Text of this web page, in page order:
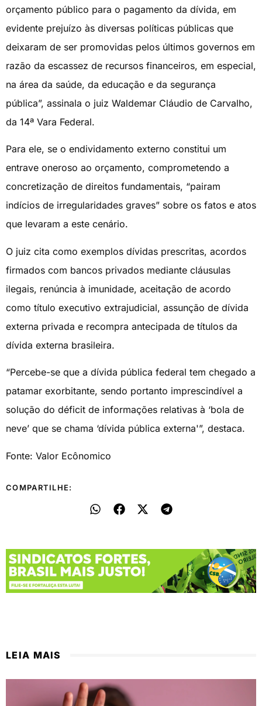
orçamento público para o pagamento da dívida, em
evidente prejuízo às diversas políticas públicas que
deixaram de ser promovidas pelos últimos governos em
razão da escassez de recursos financeiros, em especial,
na área da saúde, da educação e da segurança
pública”, assinala o juiz Waldemar Cláudio de Carvalho,
da 14ª Vara Federal.
Para ele, se o endividamento externo constitui um
entrave oneroso ao orçamento, comprometendo a
concretização de direitos fundamentais, “pairam
indícios de irregularidades graves” sobre os fatos e atos
que levaram a este cenário.
O juiz cita como exemplos dívidas prescritas, acordos
firmados com bancos privados mediante cláusulas
ilegais, renúncia à imunidade, aceitação de acordo
como título executivo extrajudicial, assunção de dívida
externa privada e recompra antecipada de títulos da
dívida externa brasileira.
“Percebe-se que a dívida pública federal tem chegado a
patamar exorbitante, sendo portanto imprescindível a
solução do déficit de informações relativas à ‘bola de
neve’ que se chama ‘dívida pública externa'”, destaca.
Fonte: Valor Ecônomico
COMPARTILHE:
LEIA MAIS